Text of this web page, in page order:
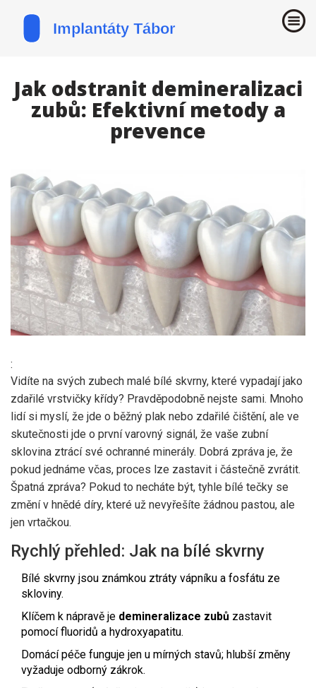
Jak odstranit demineralizaci
zubů: Efektivní metody a
prevence
:
Vidíte na svých zubech malé bílé skvrny, které vypadají jako
zdařilé vrstvičky křídy? Pravděpodobně nejste sami. Mnoho
lidí si myslí, že jde o běžný plak nebo zdařilé čištění, ale ve
skutečnosti jde o první varovný signál, že vaše zubní
sklovina ztrácí své ochranné minerály. Dobrá zpráva je, že
pokud jednáme včas, proces lze zastavit i částečně zvrátit.
Špatná zpráva? Pokud to necháte být, tyhle bílé tečky se
změní v hnědé díry, které už nevyřešíte žádnou pastou, ale
jen vrtačkou.
Rychlý přehled: Jak na bílé skvrny
Bílé skvrny jsou známkou ztráty vápníku a fosfátu ze
skloviny.
Klíčem k nápravě je demineralizace zubů zastavit
pomocí fluoridů a hydroxyapatitu.
Domácí péče funguje jen u mírných stavů; hlubší změny
vyžaduje odborný zákrok.